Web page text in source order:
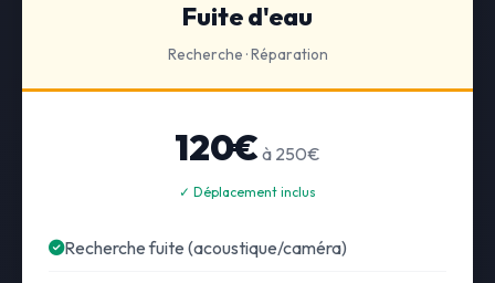
Fuite d'eau
Recherche · Réparation
120€ à 250€
✓ Déplacement inclus
Recherche fuite (acoustique/caméra)